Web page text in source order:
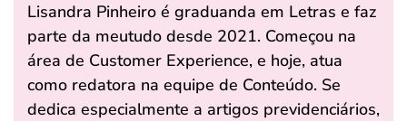
Lisandra Pinheiro é graduanda em Letras e faz
parte da meutudo desde 2021. Começou na
área de Customer Experience, e hoje, atua
como redatora na equipe de Conteúdo. Se
dedica especialmente a artigos previdenciários,